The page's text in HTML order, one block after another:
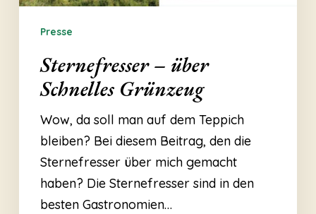
Presse
Sternefresser – über
Schnelles Grünzeug
Wow, da soll man auf dem Teppich
bleiben? Bei diesem Beitrag, den die
Sternefresser über mich gemacht
haben? Die Sternefresser sind in den
besten Gastronomien…